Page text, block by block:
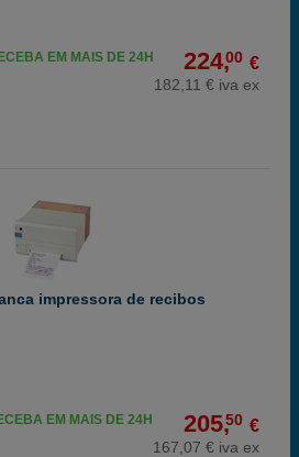
224,00 €
182,11 € iva ex
EM MAIS DE 24H
impressora de recibos
205,50 €
167,07 € iva ex
EM MAIS DE 24H